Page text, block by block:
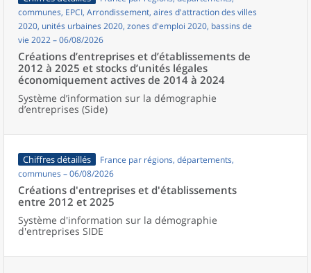
communes, EPCI, Arrondissement, aires d'attraction des villes
2020, unités urbaines 2020, zones d'emploi 2020, bassins de
vie 2022 – 06/08/2026
Créations d’entreprises et d’établissements de
2012 à 2025 et stocks d’unités légales
économiquement actives de 2014 à 2024
Système d’information sur la démographie
d’entreprises (Side)
Chiffres détaillés
France par régions, départements,
communes – 06/08/2026
Créations d'entreprises et d'établissements
entre 2012 et 2025
Système d'information sur la démographie
d'entreprises SIDE